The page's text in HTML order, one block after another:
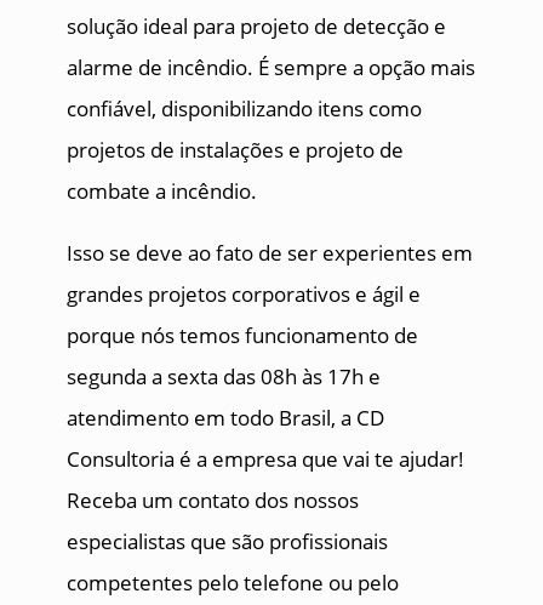
solução ideal para projeto de detecção e
alarme de incêndio. É sempre a opção mais
confiável, disponibilizando itens como
projetos de instalações e projeto de
combate a incêndio.
Isso se deve ao fato de ser experientes em
grandes projetos corporativos e ágil e
porque nós temos funcionamento de
segunda a sexta das 08h às 17h e
atendimento em todo Brasil, a CD
Consultoria é a empresa que vai te ajudar!
Receba um contato dos nossos
especialistas que são profissionais
competentes pelo telefone ou pelo